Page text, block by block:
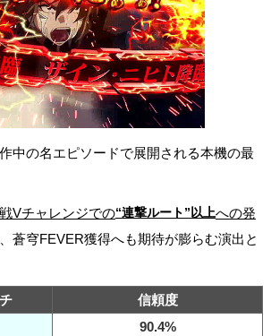
中の名エピソードで展開される本機の最
Vチャレンジでの“連撃ルート”以上への発
蒼穹FEVER獲得へも期待が膨らむ演出と
信頼度
90.4%